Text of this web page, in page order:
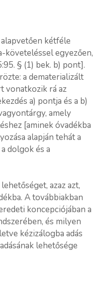
kétféle
követeléssel egyezően,
§ (1) bek. b) pont].
a dematerializált
vonatkozik rá az
a) pontja és a b)
amely
[aminek óvadékba
alapján tehát a
dolgok és a
azaz azt,
A továbbiakban
koncepciójában a
és milyen
kézizálogba adás
lehetősége